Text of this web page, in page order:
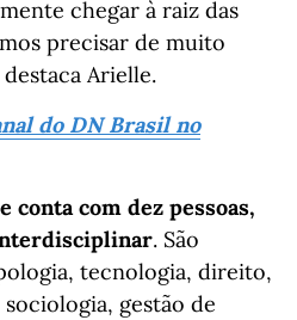
chegar à raiz das
precisar de muito
Arielle.
do DN Brasil no
conta com dez pessoas,
. São
tecnologia, direito,
gestão de